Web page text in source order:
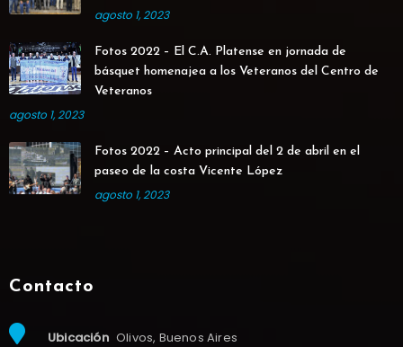
agosto 1, 2023
Fotos 2022 – El C.A. Platense en jornada de
básquet homenajea a los Veteranos del Centro de
Veteranos
agosto 1, 2023
Fotos 2022 – Acto principal del 2 de abril en el
paseo de la costa Vicente López
agosto 1, 2023
Contacto
Ubicación Olivos, Buenos Aires